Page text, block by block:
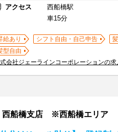
アクセス
西船橋駅
車15分
給あり シフト自由・自己申告
型自由
会社ジェーラインコーポレーションの求
西船橋支店 ※西船橋エリア